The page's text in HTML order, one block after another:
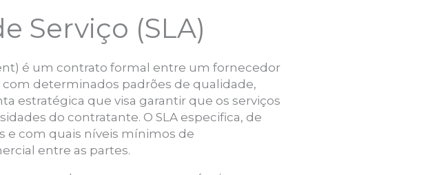
Serviço (SLA)
é um contrato formal entre um fornecedor
determinados padrões de qualidade,
estratégica que visa garantir que os serviços
do contratante. O SLA especifica, de
e com quais níveis mínimos de
entre as partes.